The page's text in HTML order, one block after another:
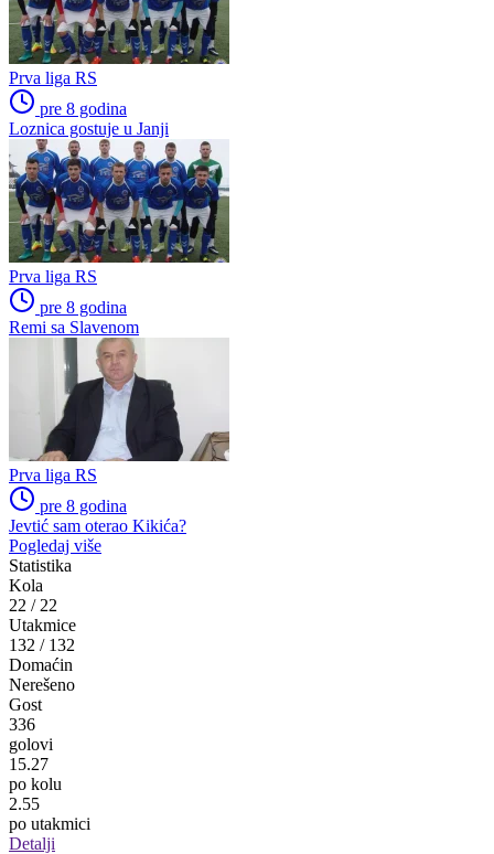
Prva liga RS
pre 8 godina
Loznica gostuje u Janji
Prva liga RS
pre 8 godina
Remi sa Slavenom
Prva liga RS
pre 8 godina
Jevtić sam oterao Kikića?
Pogledaj više
Statistika
Kola
22 / 22
Utakmice
132 / 132
Domaćin
Nerešeno
Gost
336
golovi
15.27
po kolu
2.55
po utakmici
Detalji